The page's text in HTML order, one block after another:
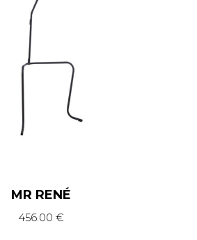
MR RENÉ
456.00 €